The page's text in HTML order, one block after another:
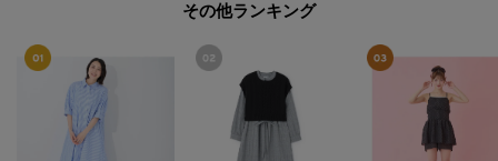
その他ランキング